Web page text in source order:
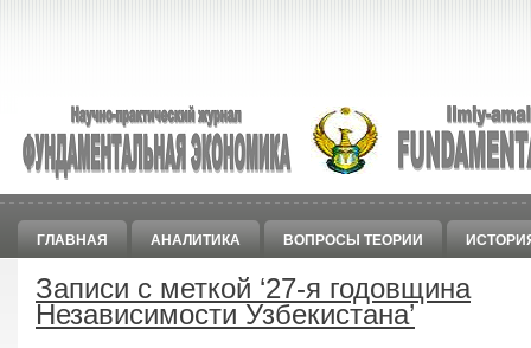
ГЛАВНАЯ АНАЛИТИКА ВОПРОСЫ ТЕОРИИ
Записи с меткой ‘27-я годовщина
Независимости Узбекистана’